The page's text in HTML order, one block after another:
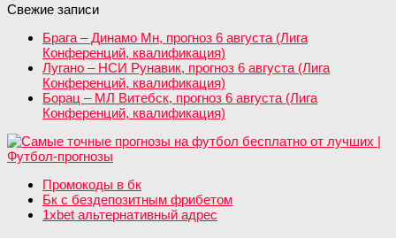
Свежие записи
Брага – Динамо Мн, прогноз 6 августа (Лига
Конференций, квалификация)
Лугано – НСИ Рунавик, прогноз 6 августа (Лига
Конференций, квалификация)
Борац – МЛ Витебск, прогноз 6 августа (Лига
Конференций, квалификация)
Промокоды в бк
Бк с бездепозитным фрибетом
1xbet альтернативный адрес